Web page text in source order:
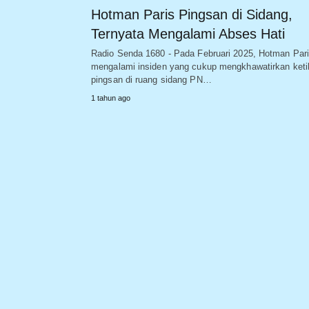
Hotman Paris Pingsan di Sidang,
Ternyata Mengalami Abses Hati
Radio Senda 1680 - Pada Februari 2025, Hotman
mengalami insiden yang cukup mengkhawatirkan
pingsan di ruang sidang PN…
1 tahun ago